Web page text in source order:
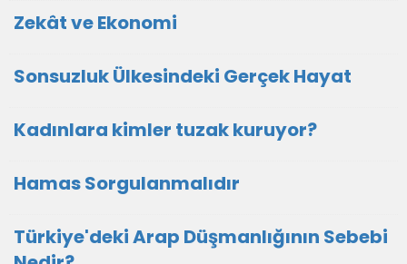
Zekât ve Ekonomi
Sonsuzluk Ülkesindeki Gerçek Hayat
Kadınlara kimler tuzak kuruyor?
Hamas Sorgulanmalıdır
Türkiye'deki Arap Düşmanlığının Sebebi